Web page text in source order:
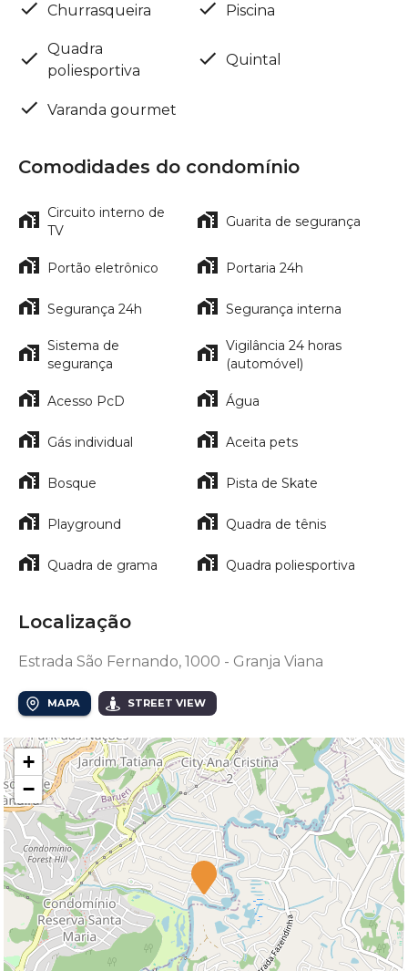
Churrasqueira Piscina
Quadra
poliesportiva
Quintal
Varanda gourmet
Comodidades do condomínio
Circuito interno de
TV
Guarita de segurança
Portão eletrônico Portaria 24h
Segurança 24h Segurança interna
Sistema de
segurança
Vigilância 24 horas
(automóvel)
Acesso PcD Água
Gás individual Aceita pets
Bosque Pista de Skate
Playground Quadra de tênis
Quadra de grama Quadra poliesportiva
Localização
Estrada São Fernando, 1000 - Granja Viana
MAPA STREET VIEW
+
−